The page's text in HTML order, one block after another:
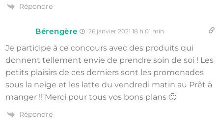
Répondre
Bérengère 26 janvier 2021 18 h 01 min
Je participe à ce concours avec des produits qui
donnent tellement envie de prendre soin de soi ! Les
petits plaisirs de ces derniers sont les promenades
sous la neige et les latte du vendredi matin au Prêt à
manger !! Merci pour tous vos bons plans 🙂
Répondre